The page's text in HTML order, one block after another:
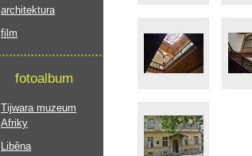
architektura
film
fotoalbum
Tijwara muzeum
Afriky
Liběna